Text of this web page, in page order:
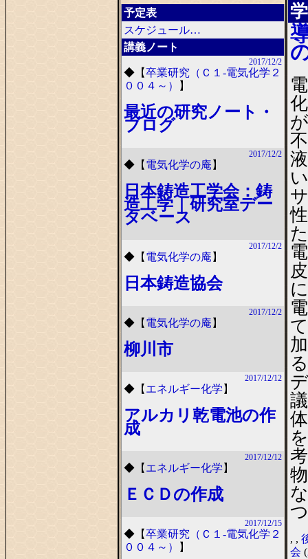
予定表
スケジュール…
講義ノート
2017/12/2
◆ 【卒業研究（Ｃ１-電気化学２
００４～）
】
最近の研究ノート・
ブログ
2017/12/2
◆ 【 電気化学の庵 】
日本鋳造工学会：鋳
造工学｜研究室デー
タベース
2017/12/2
◆ 【 電気化学の庵 】
日本鋳造協会
2017/12/2
◆ 【 電気化学の庵 】
柳川市
2017/12/12
◆ 【 エネルギー化学 】
アルカリ乾電池の作
成
2017/12/12
◆ 【 エネルギー化学 】
ＥＣＤの作成
2017/12/15
◆ 【卒業研究（Ｃ１-電気化学２
００４～）
】
, ,
会 (